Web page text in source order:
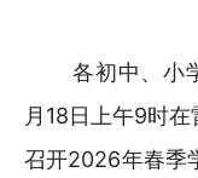
各初中、小
月18日上午9时
召开2026年春季